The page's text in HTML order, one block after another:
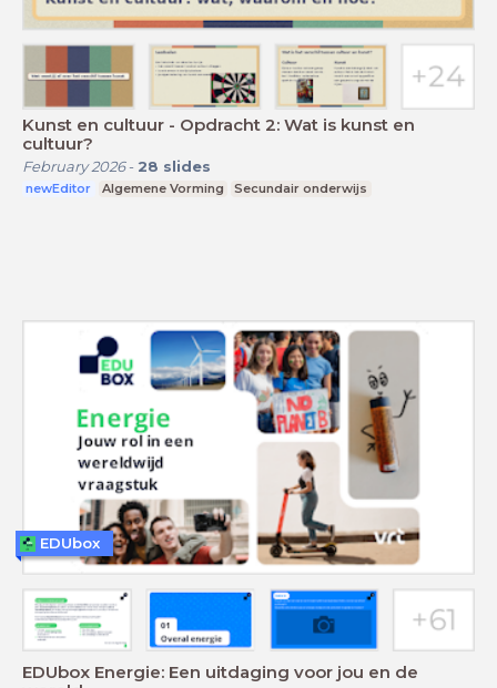
Kunst en cultuur - Opdracht 2: Wat is kunst en
cultuur?
February 2026- 28 slides
newEditor Algemene Vorming Secundair onderwijs
EDUbox Energie: Een uitdaging voor jou en de
EDUbox